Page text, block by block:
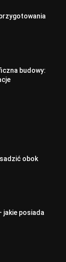
budowy:
obok
jakie posiada